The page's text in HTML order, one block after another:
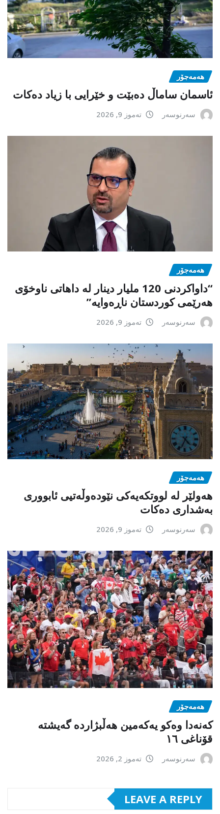
هەمەجۆر
ئاسمان ساماڵ دەبێت و خێرایی با زیاد دەکات
سەرنوسەر تەموز 9, 2026
هەمەجۆر
“داواکردنی 120 ملیار دینار لە داهاتی ناوخۆی
هەرێمی کوردستان ناڕەوایە”
سەرنوسەر تەموز 9, 2026
هەمەجۆر
ھەولێر لە لووتکەیەکی نێودەوڵەتیی ئابووری
بەشداری دەکات
سەرنوسەر تەموز 9, 2026
هەمەجۆر
کەنەدا وەکو یەکەمین ھەڵبژاردە گەیشتە
قۆناغی ١٦
سەرنوسەر تەموز 2, 2026
LEAVE A REPLY